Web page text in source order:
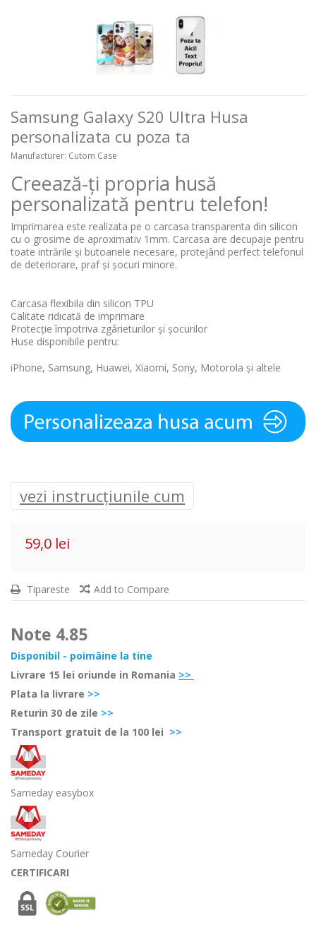
Samsung Galaxy S20 Ultra Husa
personalizata cu poza ta
Manufacturer: Cutom Case
Creează-ți propria husă
personalizată pentru telefon!
Imprimarea este realizata pe o carcasa transparenta din silicon
cu o grosime de aproximativ 1mm. Carcasa are decupaje pentru
toate intrările și butoanele necesare, protejând perfect telefonul
de deteriorare, praf și șocuri minore.
Carcasa flexibila din silicon TPU
Calitate ridicată de imprimare
Protecție împotriva zgârieturilor și șocurilor
Huse disponibile pentru:
iPhone, Samsung, Huawei, Xiaomi, Sony, Motorola și altele
vezi instrucțiunile cum
59,0 lei
Tipareste Add to Compare
Note 4.85
Disponibil - poimâine la tine
Livrare 15 lei oriunde in Romania >>
Plata la livrare >>
Returin 30 de zile >>
Transport gratuit de la 100 lei >>
Sameday easybox
Sameday Courier
CERTIFICARI